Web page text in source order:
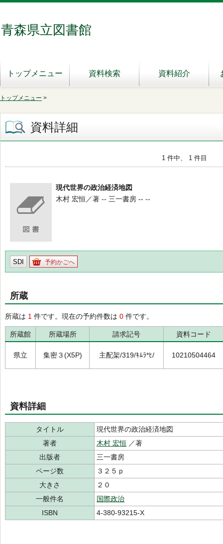
青森県立図書館
トップメニュー 資料検索 資料紹介
トップメニュー >
資料詳細
1 件中、 1 件目
現代世界の政治経済地図
木村 宏恒／著 -- 三一書房 -- --
SDI 予約かごへ
所蔵
所蔵は 1 件です。現在の予約件数は 0 件です。
所蔵館 所蔵場所 請求記号 資料コード
県立 集密３(X5P) 主配架/319/ｷﾑﾗ*ﾋ/ 10210504464
資料詳細
タイトル
現代世界の政治経済地図
著者
木村 宏恒 ／著
出版者
三一書房
ページ数
３２５ｐ
大きさ
２０
一般件名
国際政治
ISBN
4-380-93215-X